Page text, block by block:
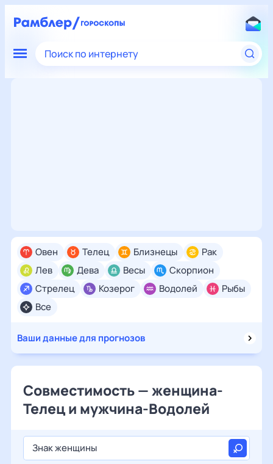
Поиск по интернету
Все
Овен Телец Близнецы
Рак
Лев
Дева Весы
Скорпион
Стрелец
Козерог Водолей Рыбы
Ваши данные для прогнозов
Совместимость — женщина-
Телец и мужчина-Водолей
Знак женщины